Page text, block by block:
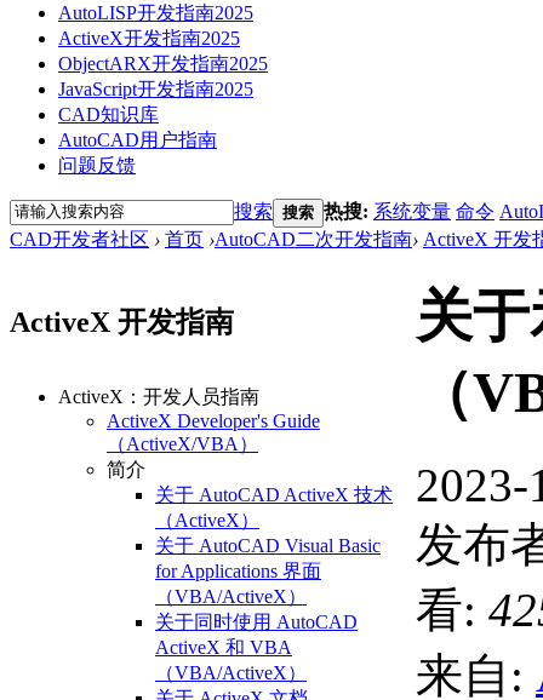
AutoLISP开发指南2025
ActiveX开发指南2025
ObjectARX开发指南2025
JavaScript开发指南2025
CAD知识库
AutoCAD用户指南
问题反馈
搜索 搜索 热搜: 系统变量 命令
CAD开发者社区 › 首页 ›AutoCAD二次开发指南› ActiveX 开发
ActiveX 开发指南
ActiveX：开发人员指南
ActiveX Developer's Guide
（ActiveX/VBA）
简介
关于 AutoCAD ActiveX 技术
（ActiveX）
关于 AutoCAD Visual Basic
for Applications 界面
（VBA/ActiveX）
关于同时使用 AutoCAD
ActiveX 和 VBA
（VBA/ActiveX）
关
（
2023-
发布
看:
来自: